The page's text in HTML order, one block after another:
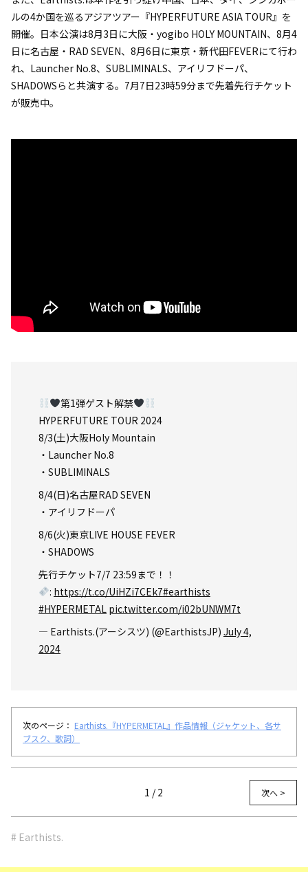
ルの4か国を巡るアジアツアー『HYPERFUTURE ASIA TOUR』を
開催。日本公演は8月3日に大阪・yogibo HOLY MOUNTAIN、8月4
日に名古屋・RAD SEVEN、8月6日に東京・新代田FEVERにて行わ
れ、Launcher No.8、SUBLIMINALS、アイリフドーパ、
SHADOWSらと共演する。7月7日23時59分まで先着先行チケット
が販売中。
第1弾ゲスト解禁
HYPERFUTURE TOUR 2024
8/3(土)大阪Holy Mountain
・Launcher No.8
・SUBLIMINALS
8/4(日)名古屋RAD SEVEN
・アイリフドーパ
8/6(火)東京LIVE HOUSE FEVER
・SHADOWS
先行チケット7/7 23:59まで！！
: https://t.co/UiHZi7CEk7#earthists
#HYPERMETAL pic.twitter.com/i02bUNWM7t
— Earthists.(アーシスツ) (@EarthistsJP) July 4,
2024
次のページ： Earthists.『HYPERMETAL』作品情報（ジャケット、各サ
ブスク、歌詞）
1 / 2 次へ >
# Earthists.